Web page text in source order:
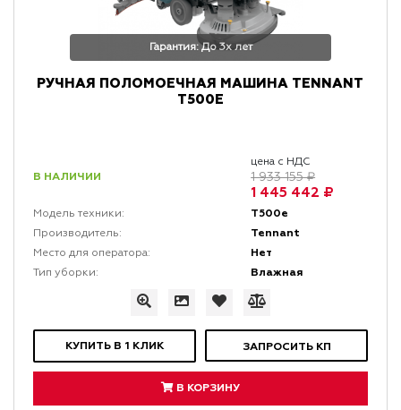
Гарантия: До 3х лет
РУЧНАЯ ПОЛОМОЕЧНАЯ МАШИНА TENNANT
T500E
В НАЛИЧИИ
цена с НДС
1 933 155 ₽
1 445 442 ₽
Модель техники: T500e
Производитель: Tennant
Место для оператора: Нет
Тип уборки: Влажная
КУПИТЬ В 1 КЛИК ЗАПРОСИТЬ КП
В КОРЗИНУ